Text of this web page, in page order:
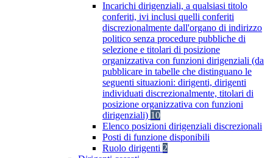
Incarichi dirigenziali, a qualsiasi titolo
conferiti, ivi inclusi quelli conferiti
discrezionalmente dall'organo di indirizzo
politico senza procedure pubbliche di
selezione e titolari di posizione
organizzativa con funzioni dirigenziali (da
pubblicare in tabelle che distinguano le
seguenti situazioni: dirigenti, dirigenti
individuati discrezionalmente, titolari di
posizione organizzativa con funzioni
dirigenziali) 10
Elenco posizioni dirigenziali discrezionali
Posti di funzione disponibili
Ruolo dirigenti 2